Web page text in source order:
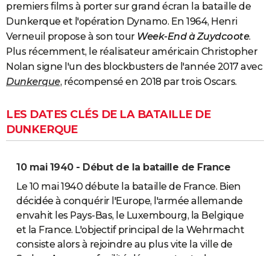
premiers films à porter sur grand écran la bataille de
Dunkerque et l'opération Dynamo. En 1964, Henri
Verneuil propose à son tour Week-End à Zuydcoote.
Plus récemment, le réalisateur américain Christopher
Nolan signe l'un des blockbusters de l'année 2017 avec
Dunkerque, récompensé en 2018 par trois Oscars.
LES DATES CLÉS DE LA BATAILLE DE
DUNKERQUE
10 mai 1940 - Début de la bataille de France
Le 10 mai 1940 débute la bataille de France. Bien
décidée à conquérir l'Europe, l'armée allemande
envahit les Pays-Bas, le Luxembourg, la Belgique
et la France. L'objectif principal de la Wehrmacht
consiste alors à rejoindre au plus vite la ville de